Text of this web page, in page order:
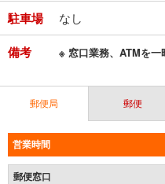
駐車場 なし
備考 ※ 窓口業務、ATMを一
郵便局 郵便
営業時間
郵便窓口